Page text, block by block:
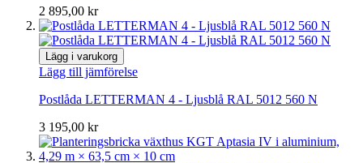
2 895,00 kr
Lägg i varukorg
Lägg till jämförelse
Postlåda LETTERMAN 4 - Ljusblå RAL 5012 560 N
3 195,00 kr